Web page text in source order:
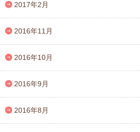
2017年2月
2016年11月
2016年10月
2016年9月
2016年8月